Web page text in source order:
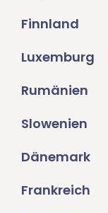
Finnland
Luxemburg
Rumänien
Slowenien
Dänemark
Frankreich